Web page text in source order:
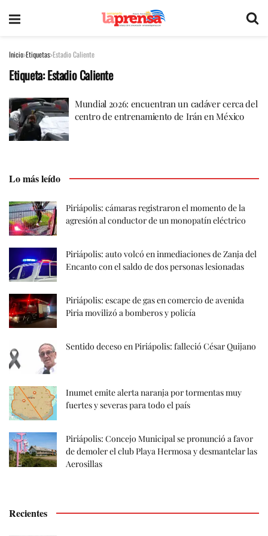
Inicio Etiquetas Estadio Caliente
Etiqueta:Estadio Caliente
Mundial 2026: encuentran un cadáver cerca del
centro de entrenamiento de Irán en México
Lo más leído
Piriápolis: cámaras registraron el momento de la
agresión al conductor de un monopatín eléctrico
Piriápolis: auto volcó en inmediaciones de Zanja del
Encanto con el saldo de dos personas lesionadas
Piriápolis: escape de gas en comercio de avenida
Piria movilizó a bomberos y policía
Sentido deceso en Piriápolis: falleció César Quijano
Inumet emite alerta naranja por tormentas muy
fuertes y severas para todo el país
Piriápolis: Concejo Municipal se pronunció a favor
de demoler el club Playa Hermosa y desmantelar las
Aerosillas
Recientes